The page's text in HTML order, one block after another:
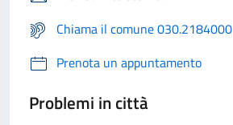
Chiama il comune 030.2184000
Prenota un appuntamento
Problemi in città